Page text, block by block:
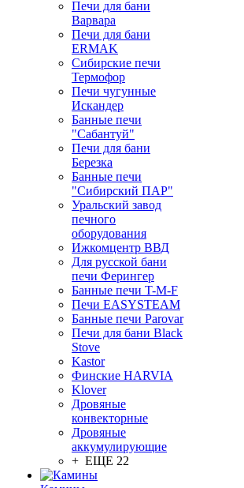
Печи для бани
Варвара
Печи для бани
ERMAK
Сибирские печи
Термофор
Печи чугунные
Искандер
Банные печи
"Сабантуй"
Печи для бани
Березка
Банные печи
"Сибирский ПАР"
Уральский завод
печного
оборудования
Ижкомцентр ВВД
Для русской бани
печи Ферингер
Банные печи T-M-F
Печи EASYSTEAM
Банные печи Parovar
Печи для бани Black
Stove
Kastor
Финские HARVIA
Klover
Дровяные
конвекторные
Дровяные
аккумулирующие
+ ЕЩЕ 22